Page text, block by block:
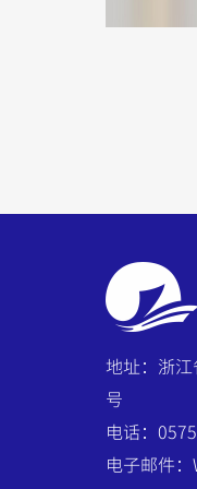
地址：浙
号
电话：
电子邮件